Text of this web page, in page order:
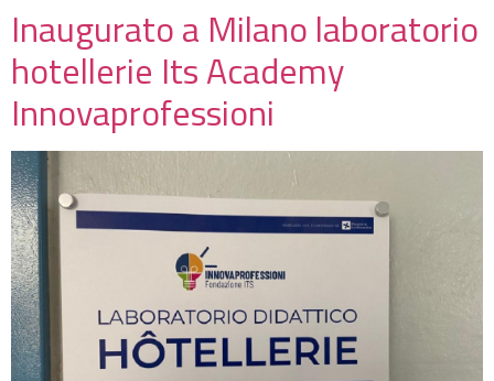
Inaugurato a Milano laboratorio
hotellerie Its Academy
Innovaprofessioni